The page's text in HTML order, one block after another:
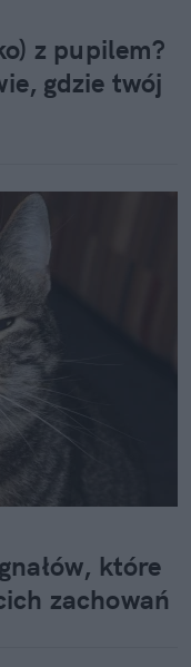
z pupilem?
gdzie twój
które
zachowań